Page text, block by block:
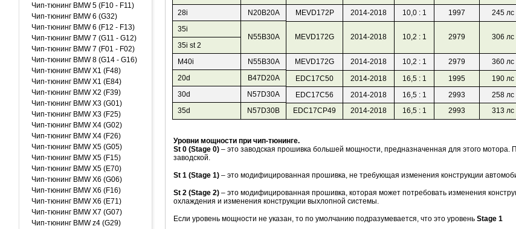
Чип-тюнинг BMW 5 (F10 - F11)
Чип-тюнинг BMW 6 (G32)
Чип-тюнинг BMW 6 (F12 - F13)
Чип-тюнинг BMW 7 (G11 - G12)
Чип-тюнинг BMW 7 (F01 - F02)
Чип-тюнинг BMW 8 (G14 - G16)
Чип-тюнинг BMW X1 (F48)
Чип-тюнинг BMW X1 (E84)
Чип-тюнинг BMW X2 (F39)
Чип-тюнинг BMW X3 (G01)
Чип-тюнинг BMW X3 (F25)
Чип-тюнинг BMW X4 (G02)
Чип-тюнинг BMW X4 (F26)
Чип-тюнинг BMW X5 (G05)
Чип-тюнинг BMW X5 (F15)
Чип-тюнинг BMW X5 (E70)
Чип-тюнинг BMW X6 (G06)
Чип-тюнинг BMW X6 (F16)
Чип-тюнинг BMW X6 (E71)
Чип-тюнинг BMW X7 (G07)
Чип-тюнинг BMW z4 (G29)
28i
N20B20A MEVD172P 2014-2018 10,0 : 1 1997 245 лс
35i
N55B30A
MEVD172G 2014-2018 10,2 : 1 2979 306 лс
35i st 2
M40i
N55B30A MEVD172G 2014-2018 10,2 : 1 2979 360 лс
20d
B47D20A EDC17C50 2014-2018 16,5 : 1 1995 190 лс
30d
N57D30A EDC17C56 2014-2018 16,5 : 1 2993 258 лс
35d
N57D30B EDC17CP49 2014-2018 16,5 : 1 2993 313 лс
Уровни мощности при чип-тюнинге.
St 0 (Stage 0) – это заводская прошивка большей мощности, предназначенная для этого
заводской.
St 1 (Stage 1) – это модифицированная прошивка, не требующая изменения конструкции
St 2 (Stage 2) – это модифицированная прошивка, которая может потребовать изменения
охлаждения и изменения конструкции выхлопной системы.
Если уровень мощности не указан, то по умолчанию подразумевается, что это уровень Stage 1